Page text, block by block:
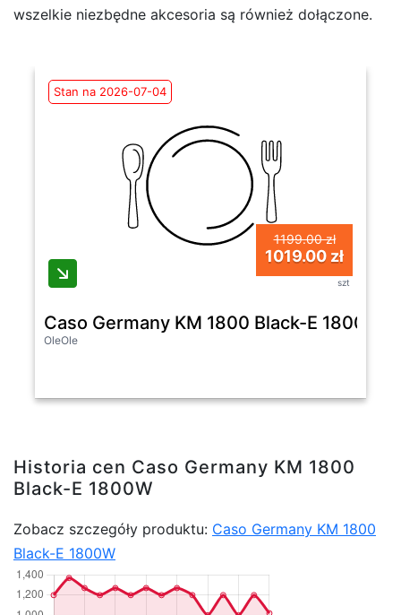
wszelkie niezbędne akcesoria są również dołączone.
Stan na 2026-07-04
1199.00 zł
1019.00 zł
szt
Caso Germany KM 1800 Black-E 1800W
OleOle
Historia cen Caso Germany KM 1800
Black-E 1800W
Zobacz szczegóły produktu: Caso Germany KM 1800
Black-E 1800W